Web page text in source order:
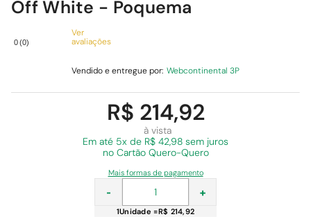
Off White - Poquema
0(0)
Ver
avaliações
Vendido e entregue por: Webcontinental 3P
R$ 214,92
à vista
Em até 5x de R$ 42,98 sem juros
no Cartão Quero-Quero
Mais formas de pagamento
+
-
1Unidade =R$ 214,92